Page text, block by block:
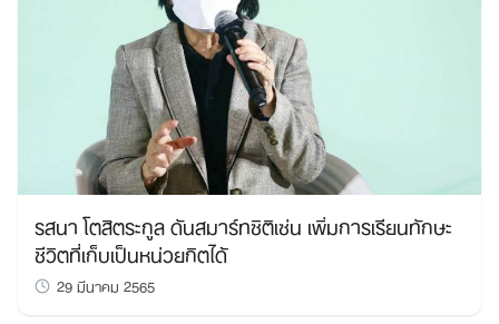
รสนา โตสิตระกูล ดันสมาร์ทซิติเซ่น เพิ่มการเรียนทักษะ
ชีวิตที่เก็บเป็นหน่วยกิตได้
29 มีนาคม 2565